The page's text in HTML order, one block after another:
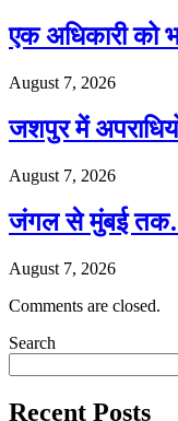
एक अधिकारी को
August 7, 2026
जशपुर में
August 7, 2026
जंगल से मुंबई तक…
August 7, 2026
Comments are closed.
Search
Recent Posts